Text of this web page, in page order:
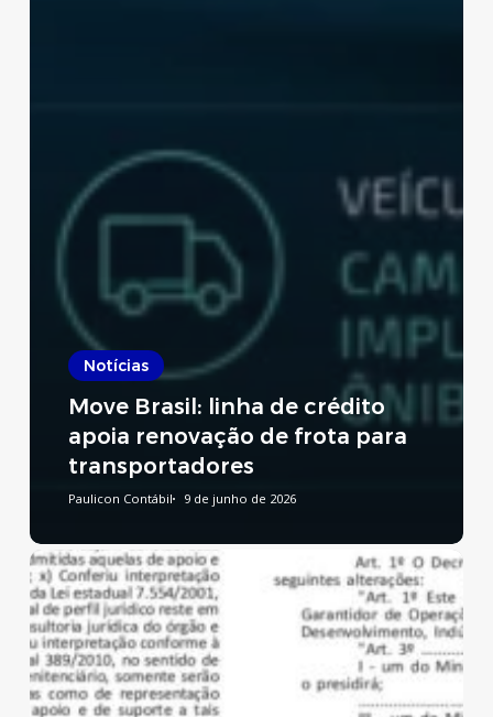
Notícias
Move Brasil: linha de crédito
apoia renovação de frota para
transportadores
Paulicon Contábil 9 de junho de 2026
Reforma
Tributária:
publicado
decreto
que
regulamenta